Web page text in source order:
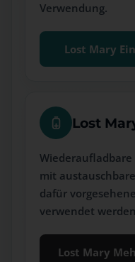
Verwendung.
Lost Mary
Lost
mit
dafür
verwendet
Lost Mary